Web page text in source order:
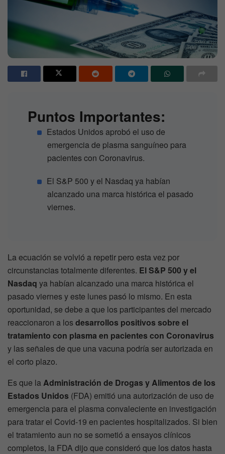
Puntos Importantes:
Estados Unidos aprobó el uso de
emergencia de plasma sanguíneo para
pacientes con Coronavirus.
El S&P 500 y el Nasdaq ya habían
alcanzado una marca histórica el pasado
viernes.
La ecuación se volvió a repetir pero esta vez por
circunstancias totalmente diferentes. El S&P 500 y el
Nasdaq ya habían alcanzado una marca histórica el
pasado viernes y este lunes pasó lo mismo. En esta
oportunidad, se debe a que los participantes del mercado
reaccionaron a losdesarrollos positivos sobre el
tratamiento con plasma en pacientes con Coronavirus
y las señales de que una vacuna podría ser autorizada en
el corto plazo.
Es que laAdministración de Drogas y Alimentos de los
Estados Unidos (FDA) emitió una autorización de uso de
emergencia para el plasma convaleciente en investigación
para tratar el Covid-19 en pacientes hospitalizados. Si bien
el tratamiento aun no se sometió a ensayos clínicos
completos, la FDA dijo que consideró que los datos hasta